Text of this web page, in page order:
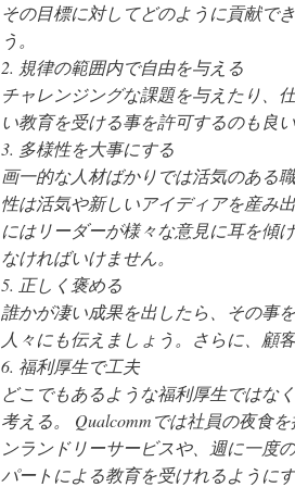
その目標に対してどのように貢献で
う。
2. 規律の範囲内で自由を与える
チャレンジングな課題を与えたり、
い教育を受ける事を許可するのも良
3. 多様性を大事にする
画一的な人材ばかりでは活気のある
性は活気や新しいアイディアを産み
にはリーダーが様々な意見に耳を傾
なければいけません。
5. 正しく褒める
誰かが凄い成果を出したら、その事
人々にも伝えましょう。さらに、顧
6. 福利厚生で工夫
どこでもあるような福利厚生ではな
考える。 Qualcommでは社員の夜食
ンランドリーサービスや、週に一度
パートによる教育を受けれるように